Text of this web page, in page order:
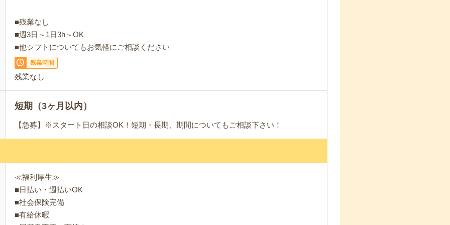
■残業なし
■週3日～1日3h～OK
■他シフトについてもお気軽にご相談ください
残業時間
残業なし
短期（3ヶ月以内）
【急募】※スタート日の相談OK！短期・長期、期間についてもご相談下さい！
≪福利厚生≫
■日払い・週払いOK
■社会保険完備
■有給休暇